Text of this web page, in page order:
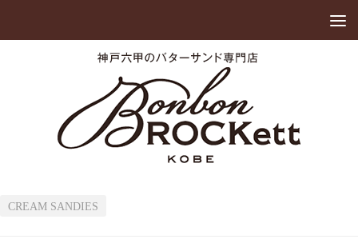
CREAM SANDIES